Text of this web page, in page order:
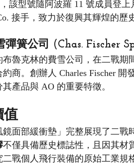
該型號隨阿波羅 11 號成員登
接手，致力於復興其輝煌的歷
彈簧公司 (Chas. Fischer
魯克林的費雪公司，在二戰期
商。創辦人 Charles Fischer 開
產品與 AO 的重要特徵。
值
鏡面部緩衝墊」完整展現了二
不僅具備歷史標誌性，且因其材
戰個人飛行裝備的原始工業規